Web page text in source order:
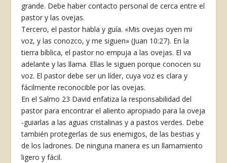
grande. Debe haber contacto personal de cerca entre el
pastor y las ovejas.
Tercero, el pastor habla y guía. «Mis ovejas oyen mi
voz, y las conozco, y me siguen» (Juan 10:27). En la
tierra bíblica, el pastor no empuja a las ovejas. El va
adelante y las llama. Ellas le siguen porque conocen su
voz. El pastor debe ser un líder, cuya voz es clara y
fácilmente reconocible por las ovejas.
En el Salmo 23 David enfatiza la responsabilidad del
pastor para encontrar el aliento apropiado para la oveja
-guiarlas a las aguas cristalinas y a pastos verdes. Debe
también protegerlas de sus enemigos, de las bestias y
de los ladrones. De ninguna manera es un llamamiento
ligero y fácil.